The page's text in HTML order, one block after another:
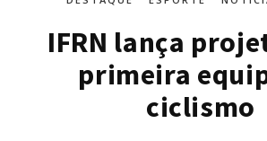
IFRN lança
primeira
ciclismo